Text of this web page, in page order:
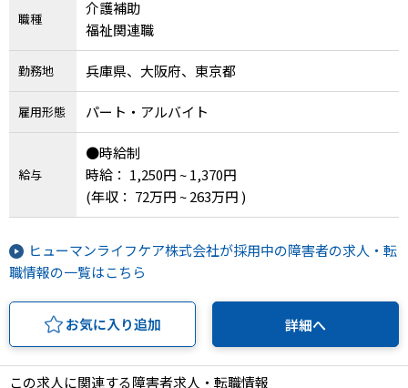
職種
介護補助
福祉関連職
勤務地 兵庫県、大阪府、東京都
雇用形態 パート・アルバイト
給与
●時給制
時給： 1,250円 ~ 1,370円
(年収： 72万円 ~ 263万円 )
ヒューマンライフケア株式会社が採用中の障害者の求人・転
職情報の一覧はこちら
お気に入り追加 詳細へ
この求人に関連する障害者求人・転職情報